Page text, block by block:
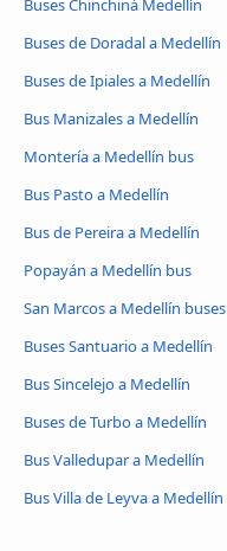
Buses Chinchiná Medellín
Buses de Doradal a Medellín
Buses de Ipiales a Medellín
Bus Manizales a Medellín
Montería a Medellín bus
Bus Pasto a Medellín
Bus de Pereira a Medellín
Popayán a Medellín bus
San Marcos a Medellín buses
Buses Santuario a Medellín
Bus Sincelejo a Medellín
Buses de Turbo a Medellín
Bus Valledupar a Medellín
Bus Villa de Leyva a Medellín